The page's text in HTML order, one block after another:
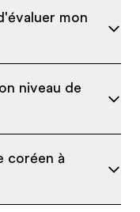
mon
niveau de
coréen à